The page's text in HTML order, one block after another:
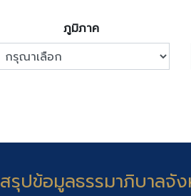
ภูมิภาค
สรุปข้อมูลธรรมาภิบาลจั